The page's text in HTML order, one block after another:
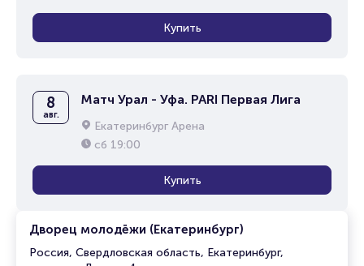
Дворец молодёжи (Екатеринбург)
Россия, Свердловская область, Екатеринбург,
Купить
8
авг.
Матч Урал - Уфа. PARI Первая Лига
Екатеринбург Арена
сб 19:00
Купить